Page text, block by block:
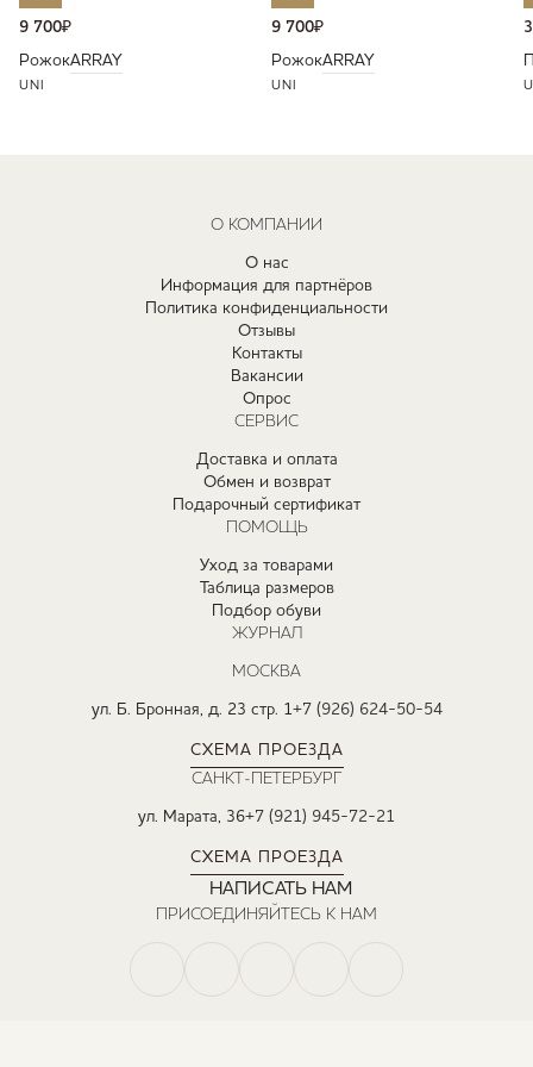
9 700₽
РожокARRAY
UNI
9 700₽
РожокARRAY
UNI
О КОМПАНИИ
О нас
Информация для партнёров
Политика конфиденциальности
Отзывы
Контакты
Вакансии
Опрос
СЕРВИС
Доставка и оплата
Обмен и возврат
Подарочный сертификат
ПОМОЩЬ
Уход за товарами
Таблица размеров
Подбор обуви
ЖУРНАЛ
МОСКВА
ул. Б. Бронная, д. 23 стр. 1+7 (926) 624-50-54
СХЕМА ПРОЕЗДА
САНКТ-ПЕТЕРБУРГ
ул. Марата, 36+7 (921) 945-72-21
СХЕМА ПРОЕЗДА
НАПИСАТЬ НАМ
ПРИСОЕДИНЯЙТЕСЬ К НАМ